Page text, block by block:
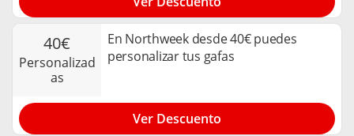
40€
personalizad
as
En Northweek desde 40€ puedes
personalizar tus gafas
Ver Descuento